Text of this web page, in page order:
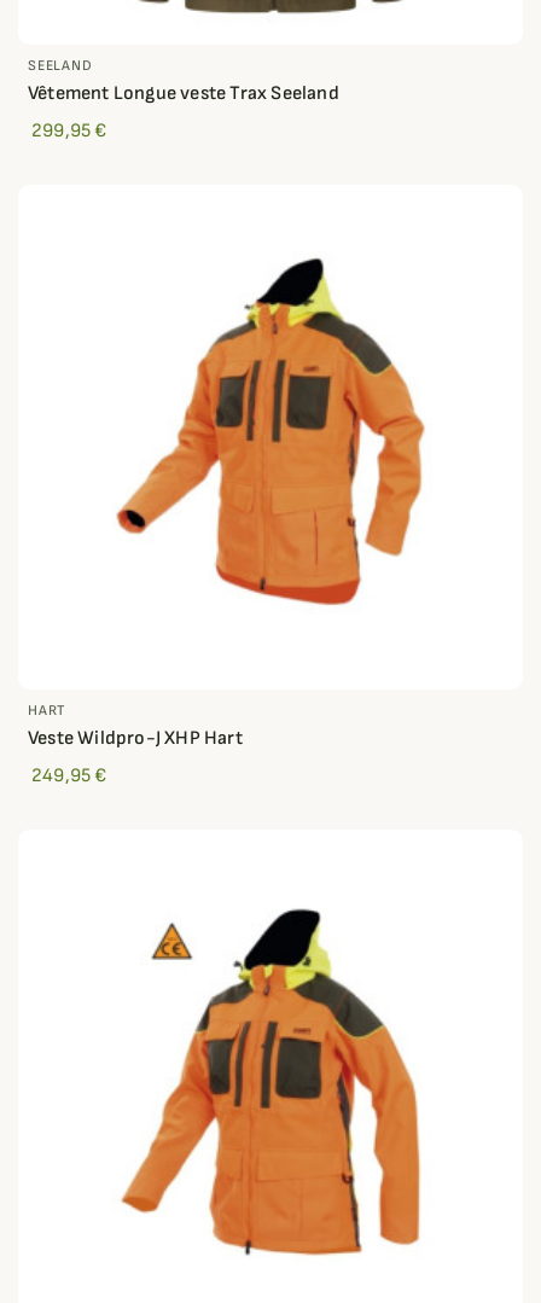
SEELAND
Vêtement Longue veste Trax Seeland
299,95 €
HART
Veste Wildpro-J XHP Hart
249,95 €